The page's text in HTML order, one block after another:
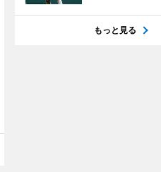
もっと見る